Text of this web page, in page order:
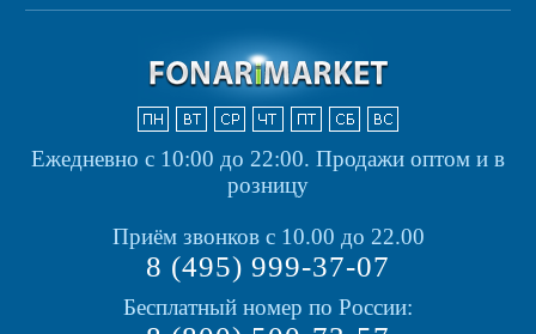
Ежедневно с 10:00 до 22:00. Продажи оптом и в
розницу
Приём звонков с 10.00 до 22.00
8 (495) 999-37-07
Бесплатный номер по России: